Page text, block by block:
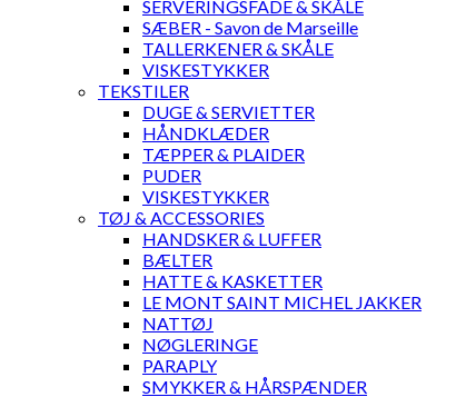
SERVERINGSFADE & SKÅLE
SÆBER - Savon de Marseille
TALLERKENER & SKÅLE
VISKESTYKKER
TEKSTILER
DUGE & SERVIETTER
HÅNDKLÆDER
TÆPPER & PLAIDER
PUDER
VISKESTYKKER
TØJ & ACCESSORIES
HANDSKER & LUFFER
BÆLTER
HATTE & KASKETTER
LE MONT SAINT MICHEL JAKKER
NATTØJ
NØGLERINGE
PARAPLY
SMYKKER & HÅRSPÆNDER